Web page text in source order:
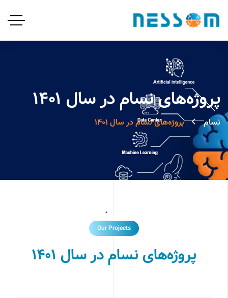
پروژه‌های نسام در سال ۱۴۰۱
نسام پروژه‌های نسام در سال ۱۴۰۱
Our Projects
پروژه‌های نسام در سال ۱۴۰۱